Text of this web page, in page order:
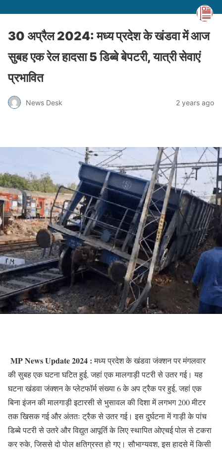
30 अप्रैल 2024: मध्य प्रदेश के खंडवा में आज
सुबह एक रेल हादसा 5 डिब्बे बेपटरी, यात्री सेवाएं
प्रभावित
News Desk 2 years ago
MP News Update 2024 :मध्य प्रदेश के खंडवा जंक्शन पर मंगलवार
की सुबह एक घटना घटित हुई, जहां एक मालगाड़ी पटरी से उतर गई। यह
घटना खंडवा जंक्शन के प्लेटफॉर्म संख्या 6 के अप ट्रैक पर हुई, जहां एक
बिना इंजन की मालगाड़ी इटारसी से भुसावल की दिशा में लगभग 200 मीटर
तक खिसक गई और अंततः ट्रैक से उतर गई। इस दुर्घटना में गाड़ी के पांच
डिब्बे पटरी से उतरे और विद्युत आपूर्ति के लिए स्थापित ओएचई पोल से टकरा
कर रुके, जिससे दो पोल क्षतिग्रस्त हो गए। सौभाग्यवश, इस हादसे में किसी